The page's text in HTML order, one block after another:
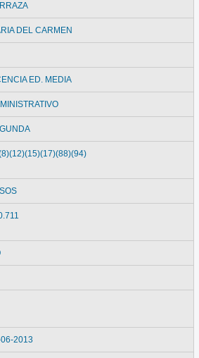
DEL CARMEN
ED. MEDIA
2013